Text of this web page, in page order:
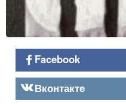
Facebook
Вконтакте